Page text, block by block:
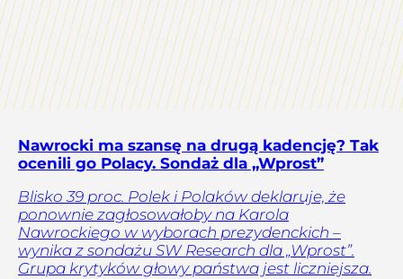
Nawrocki ma szansę na drugą kadencję? Tak
ocenili go Polacy. Sondaż dla „Wprost”
Blisko 39 proc. Polek i Polaków deklaruje, że
ponownie zagłosowałoby na Karola
Nawrockiego w wyborach prezydenckich –
wynika z sondażu SW Research dla „Wprost”.
Grupa krytyków głowy państwa jest liczniejsza.